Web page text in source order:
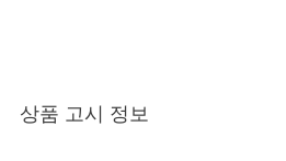
상품 고시 정보